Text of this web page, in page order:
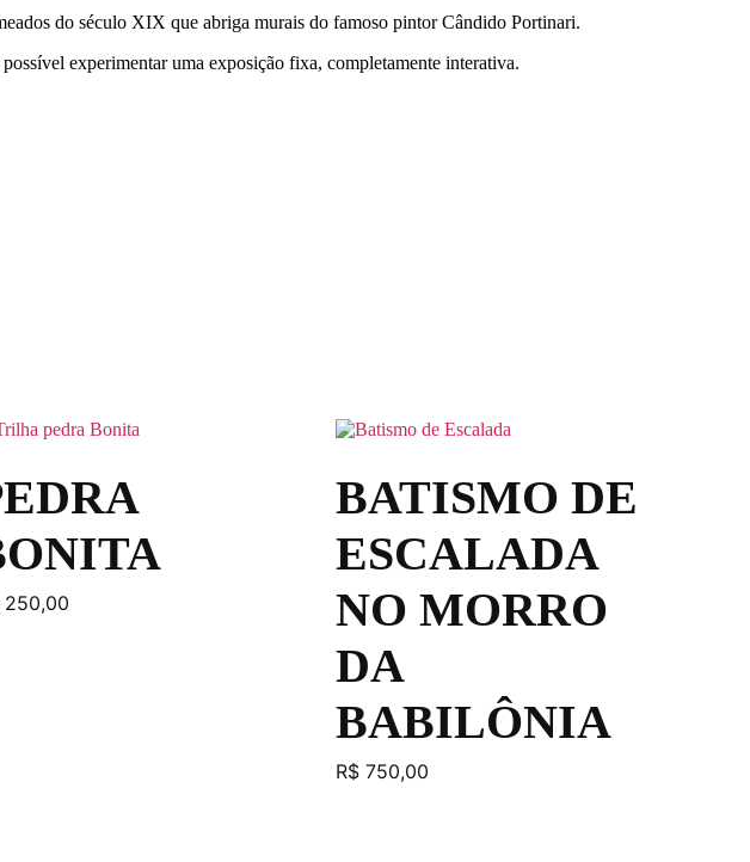
do século XIX que abriga murais do famoso pintor Cândido Portinari.
experimentar uma exposição fixa, completamente interativa.
BATISMO DE
ESCALADA
NO MORRO
DA
BABILÔNIA
R$750,00